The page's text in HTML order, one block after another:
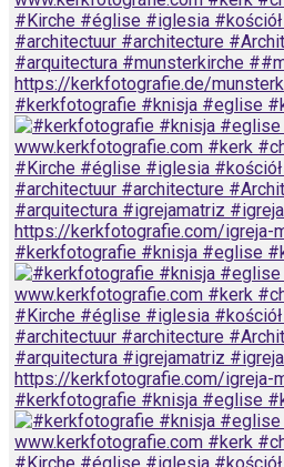
#kerkfotografie #knisja #eglise
#kerkfotografie #knisja #eglise
#kerkfotografie #knisja #eglise